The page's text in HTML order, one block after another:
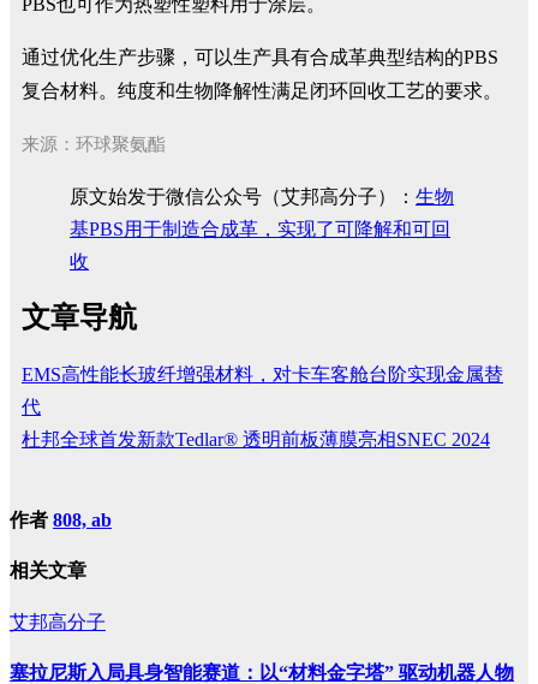
PBS也可作为热塑性塑料用于涂层。
通过优化生产步骤，可以生产具有合成革典型结构的PBS
复合材料。纯度和生物降解性满足闭环回收工艺的要求。
来源：环球聚氨酯
原文始发于微信公众号（艾邦高分子）： 生物
基PBS用于制造合成革，实现了可降解和可回
收
文章导航
EMS高性能长玻纤增强材料，对卡车客舱台阶实现金属替
代
杜邦全球首发新款Tedlar® 透明前板薄膜亮相SNEC 2024
作者 808, ab
相关文章
艾邦高分子
塞拉尼斯入局具身智能赛道：以“材料金字塔” 驱动机器人物